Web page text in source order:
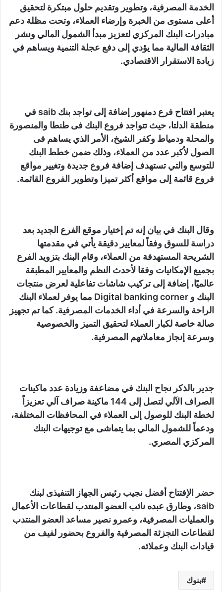
الخدمة المصرفية، وتطوير وتقديم حلول مبتكرة لتحقيق
أعلى مستوى من الخبرة وإرضاء العملاء، وتحت مظلة دعم
مبادرات البنك المركزي لتعزيز مبدأ الشمول المالي ونشر
الثقافة المالية مما يؤدي إلى دفع عجلة التنمية ويساهم في
زيادة الاستقرار الاقتصادي.
يعتبر افتتاح فرع دمنهور إضافة إلى تواجد بنك saib في
منطقة الدلتا، حيث تتواجد فروع البنك فى طنطا والمنصورة
والمحلة ودمياط وكفر الشيخ، الأمر الذي يساهم فى
الصول لأكبر عدد من العملاء، وذلك ضمن خطط البنك
للتوسع والتي تستهدف إضافة فروع جديدة وتغيير مواقع
فروع قائمة إلى مواقع أكثر تميزا وتطوير الفروع القائمة.
وقال البنك في بيان إنه تم إختيار موقع الفرع الجديد بعد
دراسة للسوق وفقاً لمعايير دقيقة يأتي في مقدمتها
الشريحة المستهدفة من العملاء، وقام البنك بتزويد الفرع
بجميع الإمكانيات وفقا لأحدث النظم والمعايير المطبقة
عالميًا، إضافة إلى تركيب شاشات تفاعلية لعرض منتجات
البنك و Digital banking corner مما يوفر لعملاء البنك
الراحة والسرعة في أداء الخدمات المصرفية. كما تم تجهيز
صالة خاصة لكبار العملاء لتحقيق التميز والخصوصية
وسرعة إنجاز معاملاتهم المصرفية.
جدير بالذكر نجاح البنك في مضاعفة وزيادة عدد ماكينات
الصراف الآلي لتصل إلى 144 ماكينة صراف آلي تعزيزاً
لخطة البنك للوصول إلى العملاء في المحافظات المختلفة،
ودعماً للشمول المالي بما يتماشى مع توجيهات البنك
المركزي المصري.
حضر الإفتتاح أفضل نجيب رئيس الجهاز التنفيذى لبنك
saib، وطارق عبده نائب العضو المنتدب لقطاعات الأعمال
والعمليات المصرفية، وعمرو نصير مساعد العضو المنتدب
لقطاعات التجزئة المصرفية والفروع بحضور لفيف من
قيادات البنك وعملائه.
بنوك